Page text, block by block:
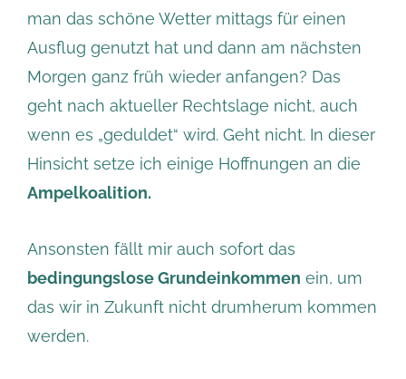
man das schöne Wetter mittags für einen
Ausflug genutzt hat und dann am nächsten
Morgen ganz früh wieder anfangen? Das
geht nach aktueller Rechtslage nicht, auch
wenn es „geduldet“ wird. Geht nicht. In dieser
Hinsicht setze ich einige Hoffnungen an die
Ampelkoalition.
Ansonsten fällt mir auch sofort das
bedingungslose Grundeinkommen ein, um
das wir in Zukunft nicht drumherum kommen
werden.